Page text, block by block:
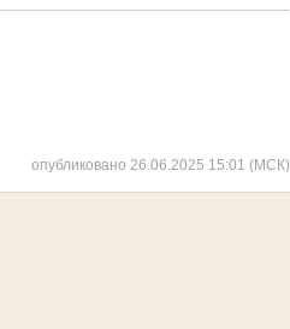
опубликовано 26.06.2025 15:01 (МСК)